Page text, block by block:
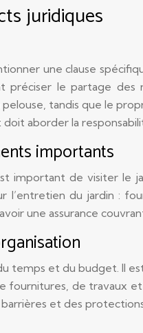
juridiques
une clause
préciser le partage des
tandis que le
aborder la
importants
important de visiter le
l’entretien du jardin :
une assurance
temps et du budget. Il
fournitures, de travaux
et des